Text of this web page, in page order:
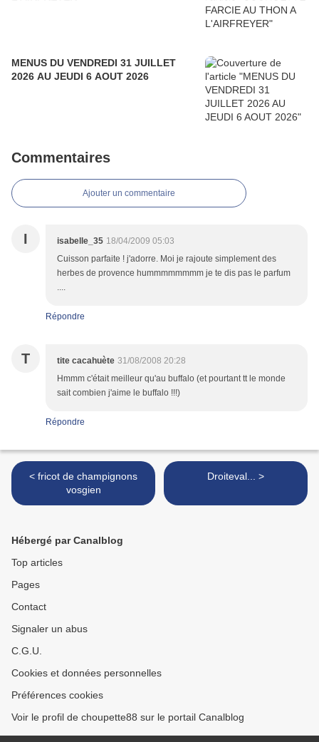
MENUS DU VENDREDI 31 JUILLET
2026 AU JEUDI 6 AOUT 2026
Commentaires
Ajouter un commentaire
I isabelle_35 18/04/2009 05:03
Cuisson parfaite ! j'adorre. Moi je rajoute simplement des
herbes de provence hummmmmmmm je te dis pas le parfum
....
Répondre
T tite cacahuète 31/08/2008 20:28
Hmmm c'était meilleur qu'au buffalo (et pourtant tt le monde
sait combien j'aime le buffalo !!!)
Répondre
< fricot de champignons
vosgien
Droiteval... >
Hébergé par Canalblog
Top articles
Pages
Contact
Signaler un abus
C.G.U.
Cookies et données personnelles
Préférences cookies
Voir le profil de choupette88 sur le portail Canalblog